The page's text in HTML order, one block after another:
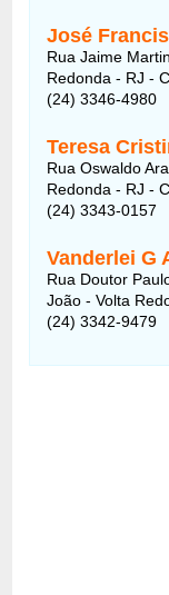
José
Rua Jaime
Redonda - RJ -
(24) 3346-4980
Teresa
Rua Oswaldo
Redonda - RJ -
(24) 3343-0157
Vanderlei G
Rua Doutor
João - Volta
(24) 3342-9479